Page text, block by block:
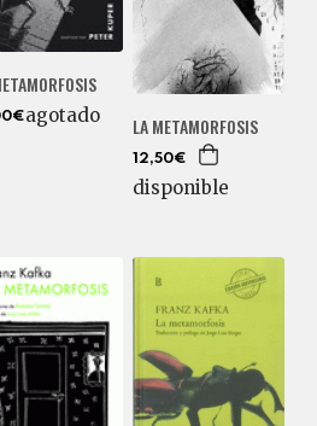
agotado LA METAMORFOSIS
12,50€
disponible